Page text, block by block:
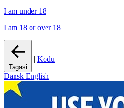
I am under 18
I am 18 or over 18
Tagasi
| Kodu
Dansk English